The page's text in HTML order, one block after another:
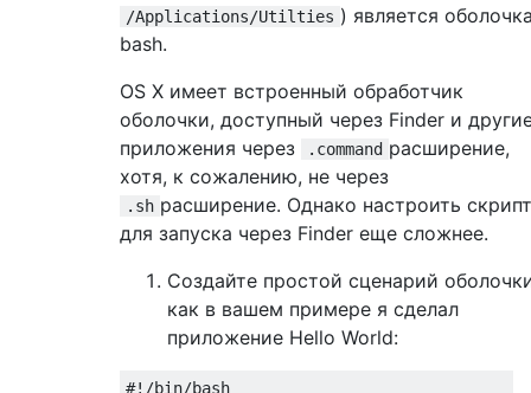
/Applications/Utilties ) является
bash.
OS X имеет встроенный обработчик
оболочки, доступный через Finder и
приложения через
.command расширение,
хотя, к сожалению, не через
.sh расширение. Однако настроить скрипт
для запуска через Finder еще сложнее.
Создайте простой сценарий
как в вашем примере я сделал
приложение Hello World:
#!/bin/bash